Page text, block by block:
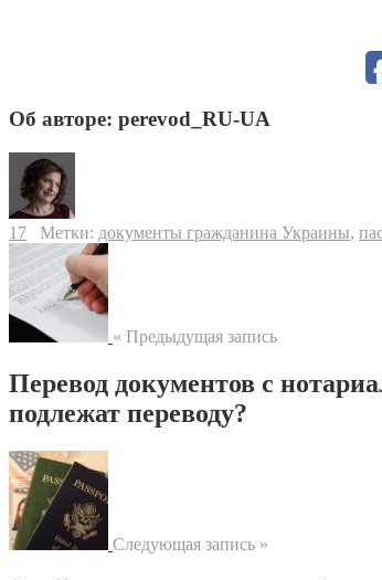
Об авторе: perevod_RU-UA
17 Метки: документы гражданина Украины,
« Предыдущая запись
Перевод документов с
подлежат переводу?
Следующая запись »